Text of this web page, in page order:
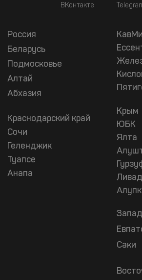
ВКонтакте
Россия
Беларусь
Подмосковье
Алтай
Абхазия
Краснодарский край
Сочи
Геленджик
Туапсе
Анапа
Крым
ЮБК
Ялта
Саки